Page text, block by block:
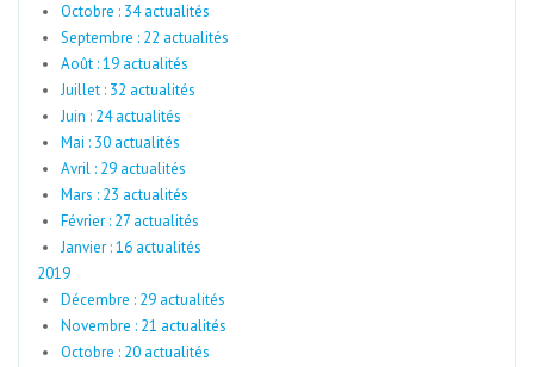
Octobre : 34 actualités
Septembre : 22 actualités
Août : 19 actualités
Juillet : 32 actualités
Juin : 24 actualités
Mai : 30 actualités
Avril : 29 actualités
Mars : 23 actualités
Février : 27 actualités
Janvier : 16 actualités
2019
Décembre : 29 actualités
Novembre : 21 actualités
Octobre : 20 actualités